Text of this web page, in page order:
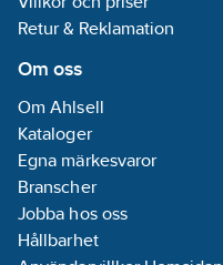
Retur & Reklamation
Om oss
Om Ahlsell
Kataloger
Egna märkesvaror
Branscher
Jobba hos oss
Hållbarhet